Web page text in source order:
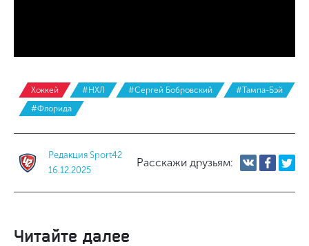
Хоккей #НХЛ #Сергей Бобровский
#Тампа-Бэй
#Флорида
Редакция Sport42
16.12.2025
Расскажи друзьям:
Читайте далее